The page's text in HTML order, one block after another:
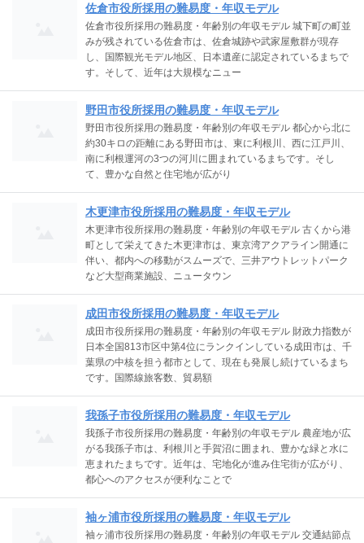
佐倉市役所採用の難易度・年収モデル
佐倉市役所採用の難易度・年齢別の年収モデル 城下町の町並
みが残されている佐倉市は、佐倉城跡や武家屋敷群が現存
し、国際観光モデル地区、日本遺産に認定されているまちで
す。そして、近年は大規模なニュー
野田市役所採用の難易度・年収モデル
野田市役所採用の難易度・年齢別の年収モデル 都心から北に
約30キロの距離にある野田市は、東に利根川、西に江戸川、
南に利根運河の3つの河川に囲まれているまちです。そし
て、豊かな自然と住宅地が広がり
木更津市役所採用の難易度・年収モデル
木更津市役所採用の難易度・年齢別の年収モデル 古くから港
町として栄えてきた木更津市は、東京湾アクアライン開通に
伴い、都内への移動がスムーズで、三井アウトレットパーク
など大型商業施設、ニュータウン
成田市役所採用の難易度・年収モデル
成田市役所採用の難易度・年齢別の年収モデル 財政力指数が
日本全国813市区中第4位にランクインしている成田市は、千
葉県の中核を担う都市として、現在も発展し続けているまち
です。国際線旅客数、貿易額
我孫子市役所採用の難易度・年収モデル
我孫子市役所採用の難易度・年齢別の年収モデル 農産地が広
がる我孫子市は、利根川と手賀沼に囲まれ、豊かな緑と水に
恵まれたまちです。近年は、宅地化が進み住宅街が広がり、
都心へのアクセスが便利なことで
袖ヶ浦市役所採用の難易度・年収モデル
袖ヶ浦市役所採用の難易度・年齢別の年収モデル 交通結節点